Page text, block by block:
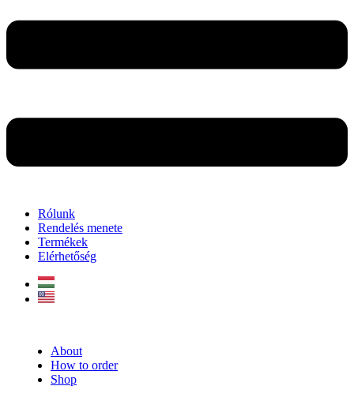
Rólunk
Rendelés menete
Termékek
Elérhetőség
About
How to order
Shop